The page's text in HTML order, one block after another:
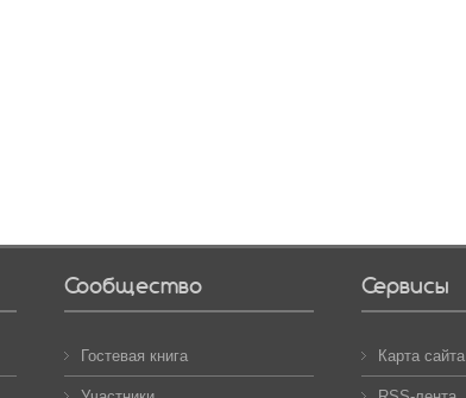
Сообщество
Гостевая книга
Сервисы
Карта сайта